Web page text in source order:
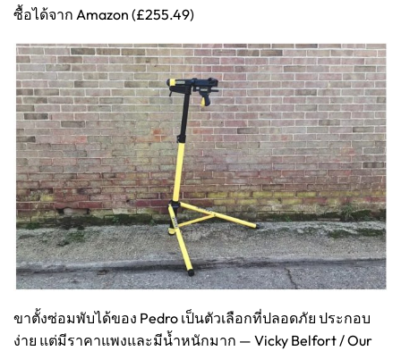
ซื้อได้จาก Amazon (£255.49)
ขาตั้งซ่อมพับได้ของ Pedro เป็นตัวเลือกที่ปลอดภัย ประกอบ
ง่าย แต่มีราคาแพงและมีน้ำหนักมาก — Vicky Belfort / Our